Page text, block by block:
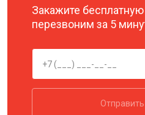
Закажите
перезвоним за 5